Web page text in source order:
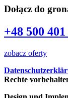
Dołącz do
+48 500 401
zobacz oferty
Rechte